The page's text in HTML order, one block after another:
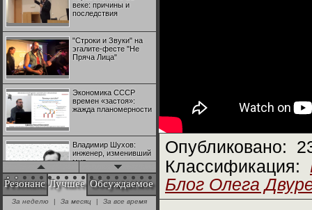
веке: причины и
последствия
"Строки и Звуки" на
эгалите-фесте "Не
Пряча Лица"
Экономика СССР
времен «застоя»:
жажда планомерности
Владимир Шухов:
инженер, изменивший
мир
"Аркадий Коц" на
эгалите-фесте "Не
Резонанс Лучшее Обсуждаемое
За неделю | За месяц | За все время
Опубликовано:
Классификация:
Блог Олега